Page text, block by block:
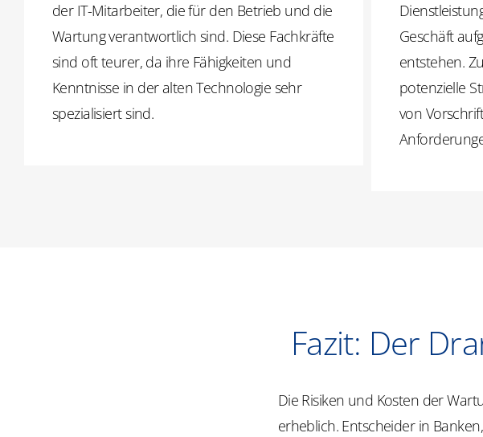
der IT-Mitarbeiter, die für den Betrieb und die
Wartung verantwortlich sind. Diese Fachkräfte
sind oft teurer, da ihre Fähigkeiten und
Kenntnisse in der alten Technologie sehr
spezialisiert sind.
Geschäft
entstehen.
potenzielle
von
Fazit: Der
Die Risiken und Kosten der
erheblich. Entscheider in